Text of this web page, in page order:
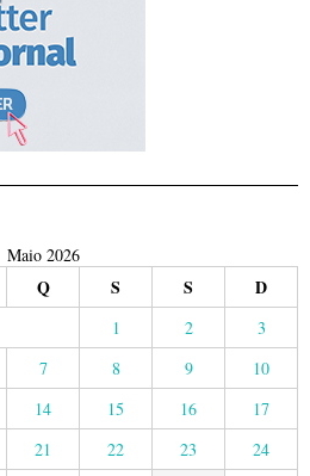
Maio 2026
Q S S D
1 2
3
7 8 9
10
14 15 16
17
21 22 23
24